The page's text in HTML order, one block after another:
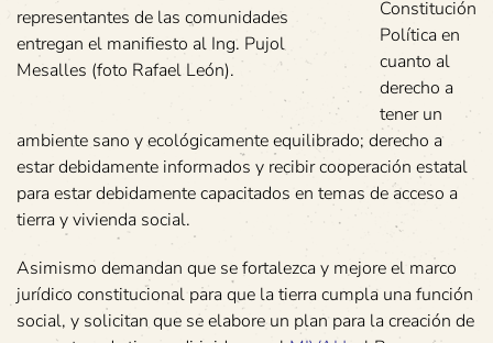
representantes de las comunidades
entregan el manifiesto al Ing. Pujol
Mesalles (foto Rafael León).
Constitución
Política en
cuanto al
derecho a
tener un
ambiente sano y ecológicamente equilibrado; derecho a
estar debidamente informados y recibir cooperación estatal
para estar debidamente capacitados en temas de acceso a
tierra y vivienda social.
Asimismo demandan que se fortalezca y mejore el marco
jurídico constitucional para que la tierra cumpla una función
social, y solicitan que se elabore un plan para la creación de